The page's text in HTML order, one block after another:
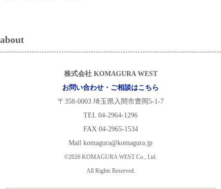
about
株式会社 KOMAGURA WEST
お問い合わせ・ご相談はこちら
〒358-0003 埼玉県入間市豊岡5-1-7
TEL 04-2964-1296
FAX 04-2965-1534
Mail komagura@komagura.jp
©2026 KOMAGURA WEST Co., Ltd.
All Rights Reserved.